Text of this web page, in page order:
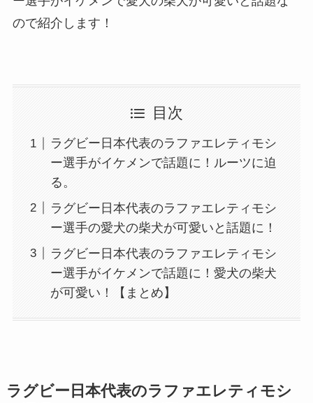
ので紹介します！
目次
ラグビー日本代表のラファエレティモシ
ー選手がイケメンで話題に！ルーツに迫
る。
ラグビー日本代表のラファエレティモシ
ー選手の愛犬の柴犬が可愛いと話題に！
ラグビー日本代表のラファエレティモシ
ー選手がイケメンで話題に！愛犬の柴犬
が可愛い！【まとめ】
ラグビー日本代表のラファエレティモシ